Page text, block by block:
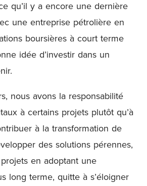
qu’il y a encore une dernière
une entreprise pétrolière en
boursières à court terme
idée d’investir dans un
nous avons la responsabilité
à certains projets plutôt qu’à
à la transformation de
des solutions pérennes,
en adoptant une
long terme, quitte à s’éloigner